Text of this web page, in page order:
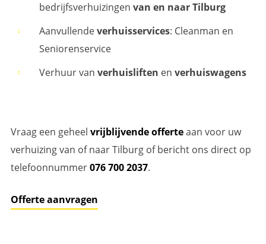
bedrijfsverhuizingen van en naar Tilburg
Aanvullendeverhuisservices: Cleanman en
Seniorenservice
Verhuur van verhuisliften en verhuiswagens
Vraag een geheel vrijblijvende offerteaan voor uw
verhuizing van of naar Tilburg of bericht ons direct op
telefoonnummer076 700 2037.
Offerte aanvragen